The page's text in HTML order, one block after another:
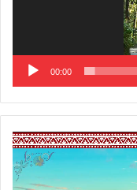
00:00
Video
Player